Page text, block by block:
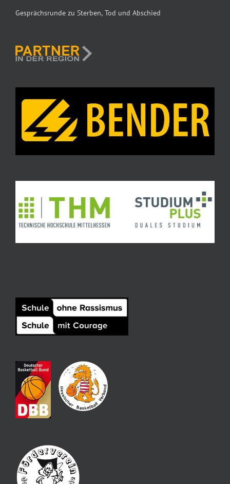
Gesprächsrunde zu Sterben, Tod und Abschied